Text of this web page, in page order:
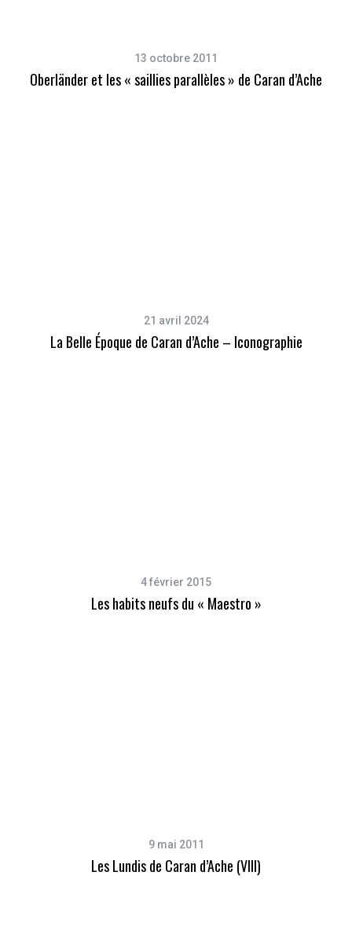
13 octobre 2011
Oberländer et les « saillies parallèles » de Caran d’Ache
21 avril 2024
La Belle Époque de Caran d’Ache – Iconographie
4 février 2015
Les habits neufs du « Maestro »
9 mai 2011
Les Lundis de Caran d’Ache (VIII)